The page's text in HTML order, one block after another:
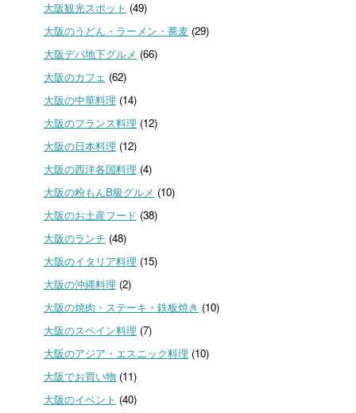
大阪観光スポット (49)
大阪のうどん・ラーメン・蕎麦(29)
大阪デパ地下グルメ (66)
大阪のカフェ (62)
大阪の中華料理 (14)
大阪のフランス料理 (12)
大阪の日本料理 (12)
大阪の西洋各国料理 (4)
大阪の粉もんB級グルメ (10)
大阪のお土産フード (38)
大阪のランチ (48)
大阪のイタリア料理 (15)
大阪の沖縄料理 (2)
大阪の焼肉・ステーキ・鉄板焼き (10)
大阪のスペイン料理 (7)
大阪のアジア・エスニック料理 (10)
大阪でお買い物 (11)
大阪のイベント (40)